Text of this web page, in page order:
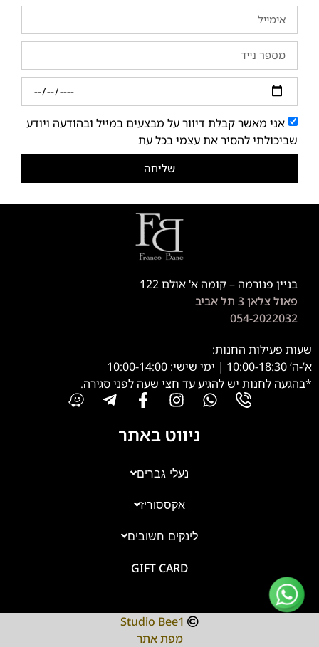
אני מאשר קבלת דיוור על מבצעים במייל ובהודעה ויודע
שביכולתי להסיר את עצמי בכל עת
שליחה
בניין פנורמה – קומה א' אולם 122
פאול צלאן 3 תל אביב
054-2022032
שעות פעילות החנות:
א’-ה’ 10:00-18:30 | ימי שישי: 10:00-14:00
*בהגעה לחנות יש להגיע עד חצי שעה לפני סגירה.
ניווט באתר
נעלי גברים
אקססוריז
לינקים חשובים
GIFT CARD
Studio Bee1
מפת אתר